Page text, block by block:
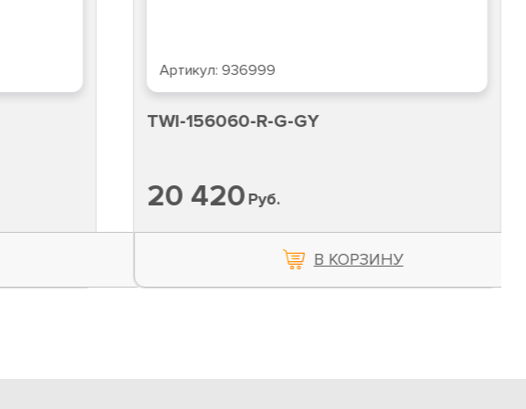
Артикул: TWC-186015-BS-BK
TWC-186015-BS-BK
20 109Руб.
В КОРЗИНУ